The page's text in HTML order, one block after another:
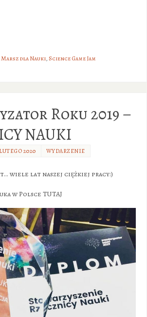
Marsz dla Nauki, Science Game Jam
Roku 2019 –
NAUKI
2020 WYDARZENIE
wiele lat naszej ciężkiej pracy:)
w Polsce TUTAJ